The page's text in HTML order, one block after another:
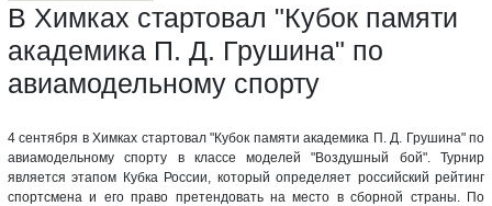
В Химках стартовал "Кубок памяти
академика П. Д. Грушина" по
авиамодельному спорту
4 сентября в Химках стартовал "Кубок памяти академика П. Д. Грушина" по
авиамодельному спорту в классе моделей "Воздушный бой". Турнир
является этапом Кубка России, который определяет российский рейтинг
спортсмена и его право претендовать на место в сборной страны. По